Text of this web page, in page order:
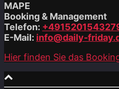
MAPE
Booking & Management
Telefon:
E-Mail: info@daily-
Hier finden Sie das